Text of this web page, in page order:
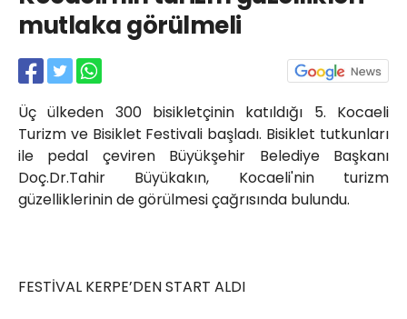
mutlaka görülmeli
Üç ülkeden 300 bisikletçinin katıldığı 5. Kocaeli
Turizm ve Bisiklet Festivali başladı. Bisiklet tutkunları
ile pedal çeviren Büyükşehir Belediye Başkanı
Doç.Dr.Tahir Büyükakın, Kocaeli'nin turizm
güzelliklerinin de görülmesi çağrısında bulundu.
FESTİVAL KERPE’DEN START ALDI
Yahya Kaptan Mahallesi
Akkavaklar Caddesi No:17/4 İzmit-
kocaelisokak@gmail.com